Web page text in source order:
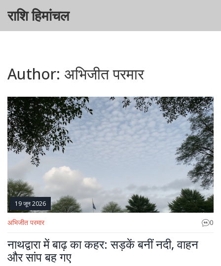
राशि हिमांचल
Author: अभिजीत परमार
19 जून 2026
अभिजीत परमार 0
नाथद्वारा में बाढ़ का कहर: सड़कें बनीं नदी, वाहन
और सांप बह गए